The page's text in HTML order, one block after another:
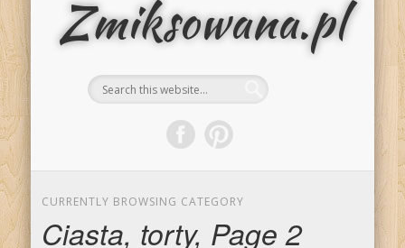
Zmiksowana.pl
CURRENTLY BROWSING CATEGORY
Ciasta, torty, Page 2